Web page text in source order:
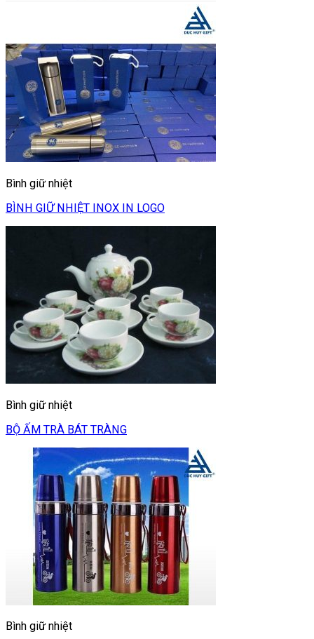
Bình giữ nhiệt
BÌNH GIỮ NHIỆT INOX IN LOGO
Bình giữ nhiệt
BỘ ẤM TRÀ BÁT TRÀNG
Bình giữ nhiệt